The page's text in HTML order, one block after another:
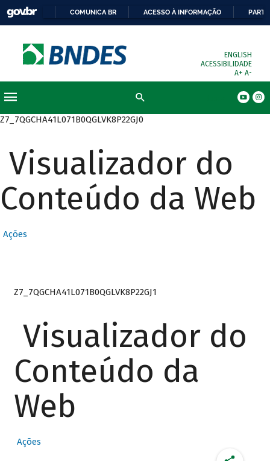
COMUNICA BR ACESSO À INFORMAÇÃO
ENGLISH
ACESSIBILIDADE
A+ A-
Z7_7QGCHA41L071B0QGLVK8P22GJ0
Visualizador do
Conteúdo da Web
Ações
Z7_7QGCHA41L071B0QGLVK8P22GJ1
Visualizador do
Conteúdo da
Web
Ações